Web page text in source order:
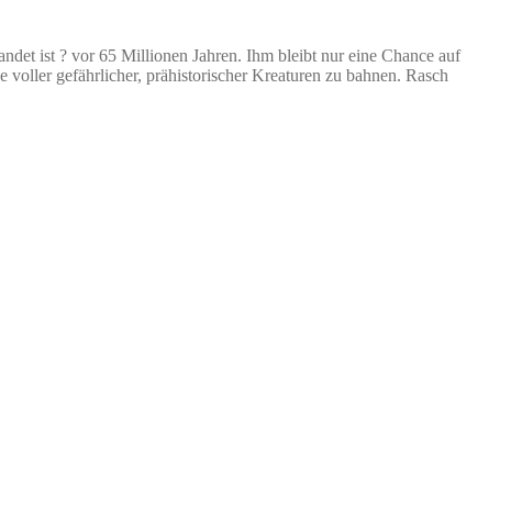
ist ? vor 65 Millionen Jahren. Ihm bleibt nur eine Chance auf
gefährlicher, prähistorischer Kreaturen zu bahnen. Rasch